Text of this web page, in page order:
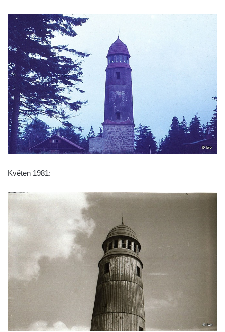
Rozhledna Kohout u Valkeřic
Rozhledna na Svatém vrchu v Kadani
Hlavatice – vyhlídka nebo rozhledna…?
Cimrmanova nejnižší rozhledna na světě v
Nouzově
Rozhledna Varhošť u Litoměřic
Rozhledna Ungerberg (Prinz-Georg-Turm)
Rozhledna Prinz-Friedrich-August-Turm
Rozhledna na hradě Oybin
Stříbrníku
Rozhledna na Skřivánčím vrchu u Málkova
Rozhledna Schlechteberg
Rozhledna Tanečnice
Rozhledna Weifberg
Rozhledna Krásno (Schönfeld)
Rozhledna Na Stráži (Sloup v Čechách)
Rozhledna Diana v Karlových Varech
Rozhledna Slovanka
Květen 1981: